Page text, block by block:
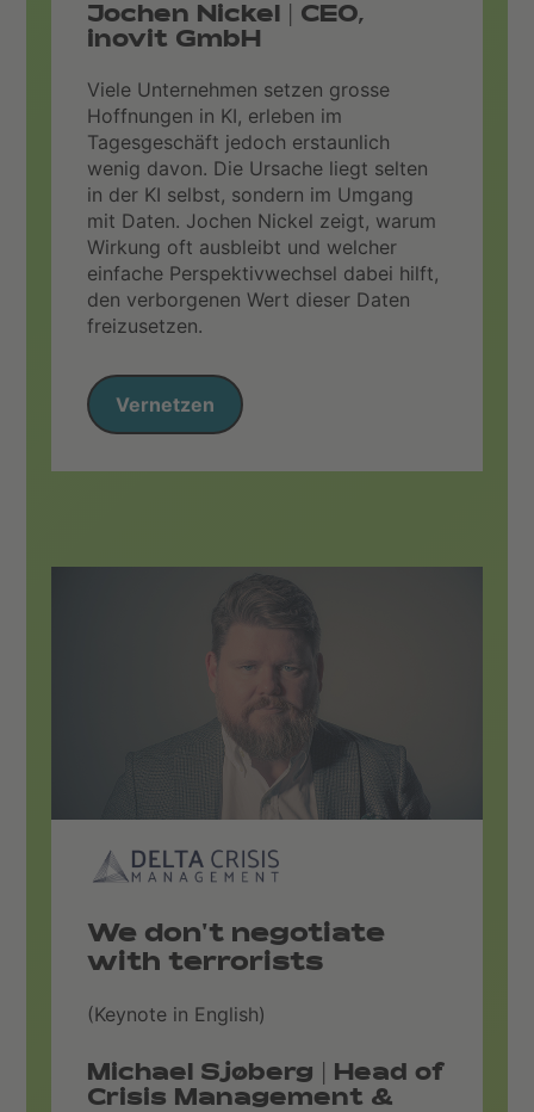
Jochen Nickel | CEO,
inovit GmbH
Viele Unternehmen setzen grosse
Hoffnungen in KI, erleben im
Tagesgeschäft jedoch erstaunlich
wenig davon. Die Ursache liegt selten
in der KI selbst, sondern im Umgang
mit Daten. Jochen Nickel zeigt, warum
Wirkung oft ausbleibt und welcher
einfache Perspektivwechsel dabei hilft,
den verborgenen Wert dieser Daten
freizusetzen.
Vernetzen
We don't negotiate
with terrorists
(Keynote in English)
Michael Sjøberg | Head of
Crisis Management &